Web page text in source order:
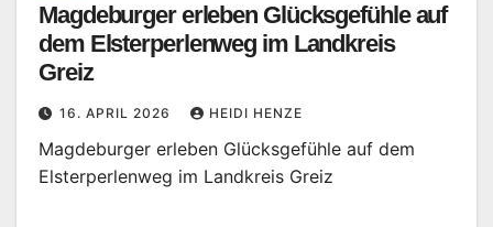
Magdeburger erleben Glücksgefühle auf
dem Elsterperlenweg im Landkreis
Greiz
16. APRIL 2026 HEIDI HENZE
Magdeburger erleben Glücksgefühle auf dem
Elsterperlenweg im Landkreis Greiz